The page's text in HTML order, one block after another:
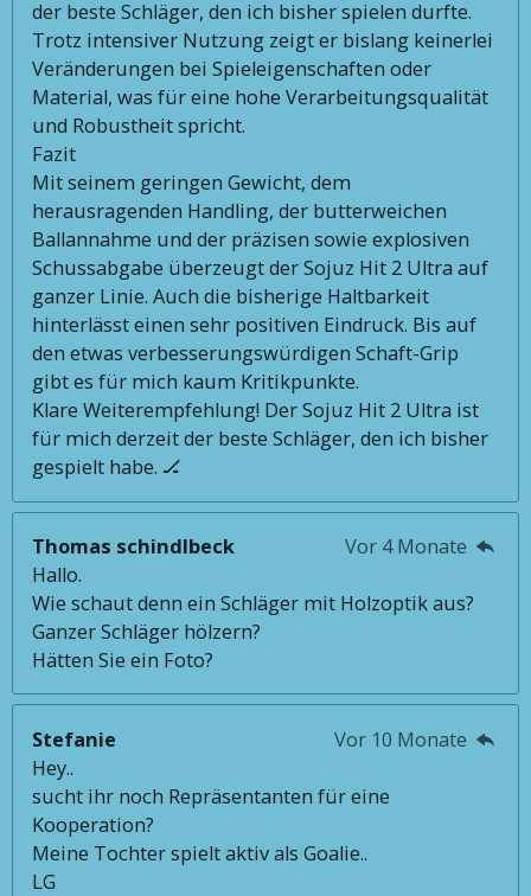
der beste Schläger, den ich bisher spielen durfte.
Trotz intensiver Nutzung zeigt er bislang keinerlei
Veränderungen bei Spieleigenschaften oder
Material, was für eine hohe Verarbeitungsqualität
und Robustheit spricht.
Fazit
Mit seinem geringen Gewicht, dem
herausragenden Handling, der butterweichen
Ballannahme und der präzisen sowie explosiven
Schussabgabe überzeugt der Sojuz Hit 2 Ultra auf
ganzer Linie. Auch die bisherige Haltbarkeit
hinterlässt einen sehr positiven Eindruck. Bis auf
den etwas verbesserungswürdigen Schaft-Grip
gibt es für mich kaum Kritikpunkte.
Klare Weiterempfehlung! Der Sojuz Hit 2 Ultra ist
für mich derzeit der beste Schläger, den ich bisher
gespielt habe. 🏒
Thomas schindlbeck
Vor 4 Monate
Hallo.
Wie schaut denn ein Schläger mit Holzoptik aus?
Ganzer Schläger hölzern?
Hätten Sie ein Foto?
Stefanie
Vor 10 Monate
Hey..
sucht ihr noch Repräsentanten für eine
Kooperation?
Meine Tochter spielt aktiv als Goalie..
LG